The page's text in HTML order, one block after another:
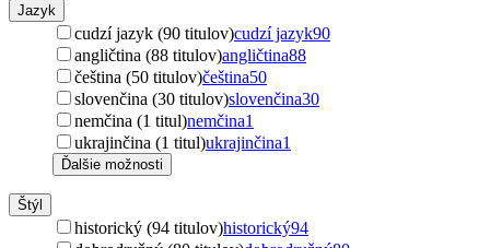
Jazyk
cudzí jazyk (90 titulov)cudzí jazyk90
angličtina (88 titulov)angličtina88
čeština (50 titulov)čeština50
slovenčina (30 titulov)slovenčina30
nemčina (1 titul)nemčina1
ukrajinčina (1 titul)ukrajinčina1
Ďalšie možnosti
Štýl
historický (94 titulov)historický94